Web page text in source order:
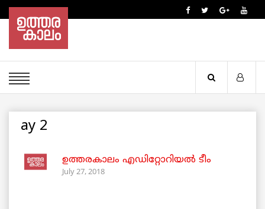
ay 2
ഉത്തരകാലം എഡിറ്റോറിയല്‍ ടീം
July 27, 2018